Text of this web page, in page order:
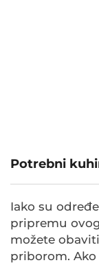
Potrebni
Iako su
pripremu
možete
priborom.